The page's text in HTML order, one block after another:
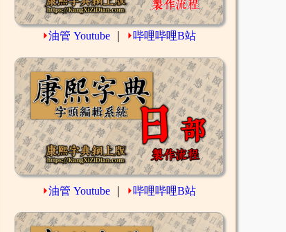
⏵油管 Youtube ⏵哔哩哔哩B站
⏵油管 Youtube ⏵哔哩哔哩B站